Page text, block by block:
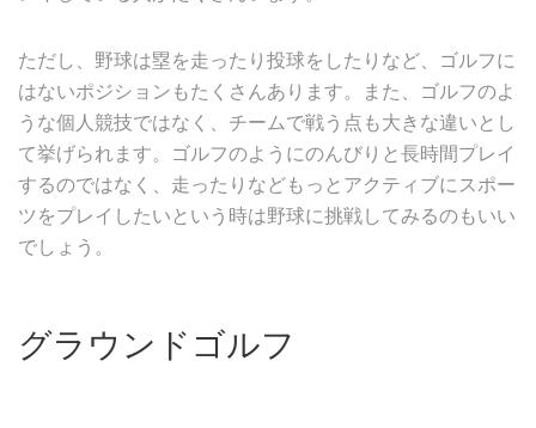
ただし、野球は塁を走ったり投球をしたりなど、ゴルフに
はないポジションもたくさんあります。また、ゴルフのよ
うな個人競技ではなく、チームで戦う点も大きな違いとし
て挙げられます。ゴルフのようにのんびりと長時間プレイ
するのではなく、走ったりなどもっとアクティブにスポー
ツをプレイしたいという時は野球に挑戦してみるのもいい
でしょう。
グラウンドゴルフ